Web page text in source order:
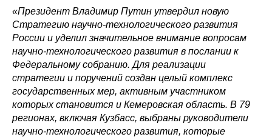
«Президент Владимир Путин утвердил новую
Стратегию научно-технологического развития
России и уделил значительное внимание вопросам
научно-технологического развития в послании к
Федеральному собранию. Для реализации
стратегии и поручений создан целый комплекс
государственных мер, активным участником
которых становится и Кемеровская область. В 79
регионах, включая Кузбасс, выбраны руководители
научно-технологического развития, которые